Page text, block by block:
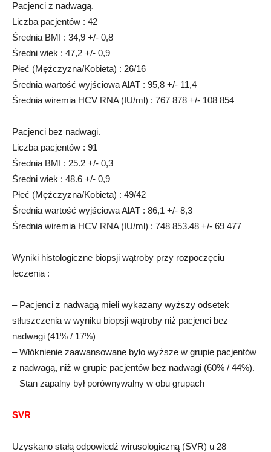
Pacjenci z nadwagą.
Liczba pacjentów : 42
Średnia BMI : 34,9 +/- 0,8
Średni wiek : 47,2 +/- 0,9
Płeć (Mężczyzna/Kobieta) : 26/16
Średnia wartość wyjściowa AlAT : 95,8 +/- 11,4
Średnia wiremia HCV RNA (IU/ml) : 767 878 +/- 108 854
Pacjenci bez nadwagi.
Liczba pacjentów : 91
Średnia BMI : 25.2 +/- 0,3
Średni wiek : 48.6 +/- 0,9
Płeć (Mężczyzna/Kobieta) : 49/42
Średnia wartość wyjściowa AlAT : 86,1 +/- 8,3
Średnia wiremia HCV RNA (IU/ml) : 748 853.48 +/- 69 477
Wyniki histologiczne biopsji wątroby przy rozpoczęciu
leczenia :
– Pacjenci z nadwagą mieli wykazany wyższy odsetek
stłuszczenia w wyniku biopsji wątroby niż pacjenci bez
nadwagi (41% / 17%)
– Włóknienie zaawansowane było wyższe w grupie pacjentów
z nadwagą, niż w grupie pacjentów bez nadwagi (60% / 44%).
– Stan zapalny był porównywalny w obu grupach
SVR
Uzyskano stałą odpowiedź wirusologiczną (SVR) u 28